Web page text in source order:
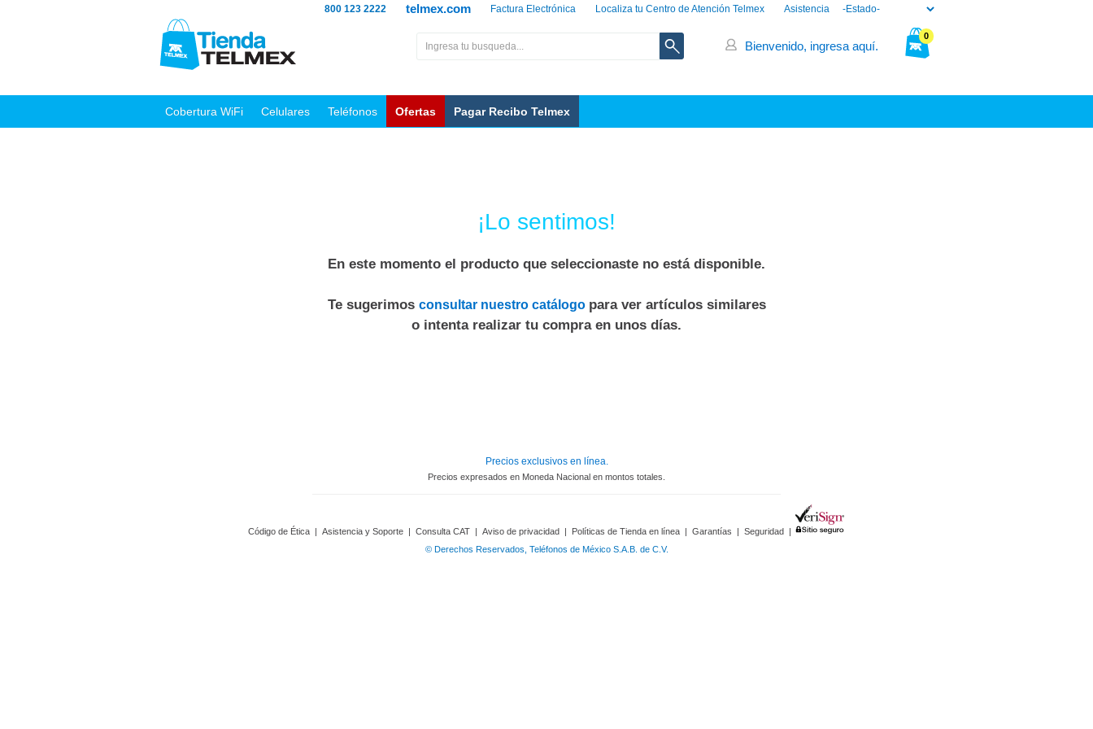
Asistencia
Localiza tu Centro de Atención Telmex
Factura Electrónica
telmex.com
800 123 2222
0
Bienvenido, ingresa aquí.
Cobertura WiFi Celulares Teléfonos Ofertas Pagar Recibo Telmex
¡Lo sentimos!
En este momento el producto que seleccionaste no está disponible.
Te sugerimos consultar nuestro catálogo para ver artículos similares
o intenta realizar tu compra en unos días.
Precios exclusivos en línea.
Precios expresados en Moneda Nacional en montos totales.
Código de Ética | Asistencia y Soporte | Consulta CAT | Aviso de privacidad | Políticas de Tienda en línea | Garantías | Seguridad |
© Derechos Reservados, Teléfonos de México S.A.B. de C.V.